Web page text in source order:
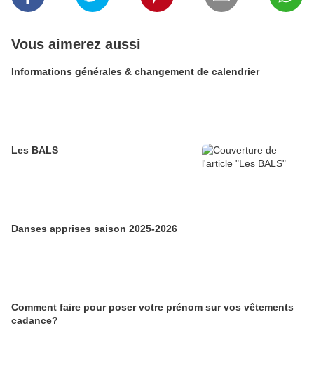
Vous aimerez aussi
Informations générales & changement de calendrier
Les BALS
Danses apprises saison 2025-2026
Comment faire pour poser votre prénom sur vos vêtements
cadance?